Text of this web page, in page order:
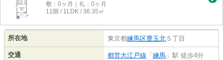
敷：0ヶ月｜礼：0ヶ月
11階 / 1LDK / 36.35㎡
所在地 東京都練馬区豊玉北 ５丁目
交通 都営大江戸線 「 練馬 」駅 徒歩4分